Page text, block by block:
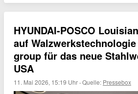
HYUNDAI-POSCO
auf
group für das neue
USA
11. Mai 2026, 15:19 Uhr ·Quelle: Pressebox